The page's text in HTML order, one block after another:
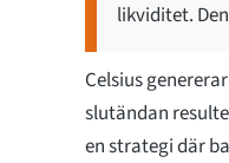
likviditet.
Celsius
slutändan
en strategi där